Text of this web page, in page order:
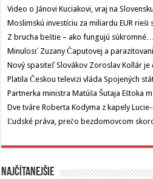
Video o Jánovi Kuciakovi, vraj na
Moslimskú investíciu za miliardu EUR rieši
Z brucha beštie – ako fungujú súkromné…
Minulosť Zuzany Čaputovej a
Nový spasiteľ Slovákov Zoroslav Kollár je
Platila Českou televizi vláda Spojených
Partnerka ministra Matúša Šutaja Eštoka
Dve tváre Roberta Kodyma z kapely
Ľudské práva, prečo bezdomovcom
Najčítanejšie